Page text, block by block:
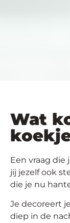
Wat
Een vraag die
jij jezelf ook
die je nu
Je decoreert
diep in de